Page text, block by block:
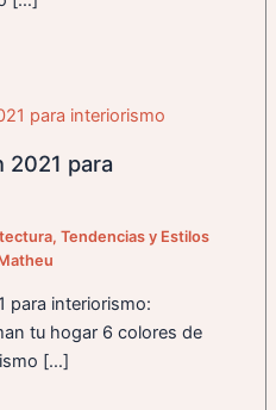
2021 para
,Tendencias y Estilos
para interiorismo:
tu hogar 6 colores de
[…]